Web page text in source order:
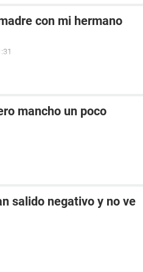
con mi hermano
mancho un poco
salido negativo y no ve